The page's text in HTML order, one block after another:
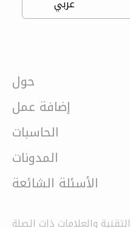
حول
إضافة عمل
الحاسبات
المدونات
الأسئلة الشائعة
والعلامات ذات الصلة